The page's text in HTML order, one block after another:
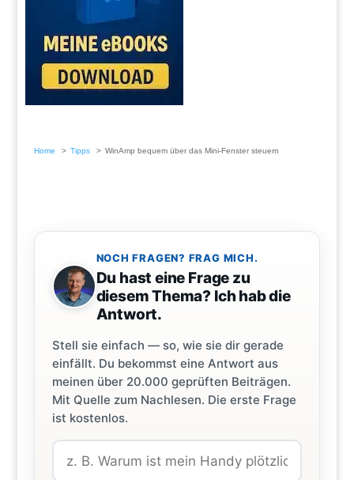
Home Tipps WinAmp bequem über das Mini-Fenster steuern
NOCH FRAGEN? FRAG MICH.
Du hast eine Frage zu
diesem Thema? Ich hab die
Antwort.
Stell sie einfach — so, wie sie dir gerade
einfällt. Du bekommst eine Antwort aus
meinen über 20.000 geprüften Beiträgen.
Mit Quelle zum Nachlesen. Die erste Frage
ist kostenlos.